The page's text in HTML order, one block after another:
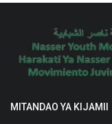
MITANDAO YA KIJAMII